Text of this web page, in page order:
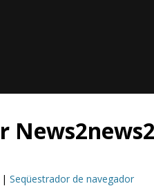
| Seqüestrador de navegador